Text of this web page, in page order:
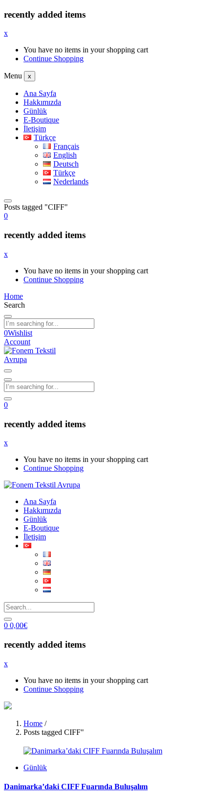
recently added items
x
You have no items in your shopping cart
Continue Shopping
Menu x
Ana Sayfa
Hakkımızda
Günlük
E-Boutique
İletişim
Türkçe
Français
English
Deutsch
Türkçe
Nederlands
Posts tagged "CIFF"
0
recently added items
x
You have no items in your shopping cart
Continue Shopping
Home
Search
0Wishlist
Account
0
recently added items
x
You have no items in your shopping cart
Continue Shopping
Ana Sayfa
Hakkımızda
Günlük
E-Boutique
İletişim
0 0,00€
recently added items
x
You have no items in your shopping cart
Continue Shopping
Home /
Posts tagged CIFF"
Günlük
Danimarka’daki CIFF Fuarında Buluşalım